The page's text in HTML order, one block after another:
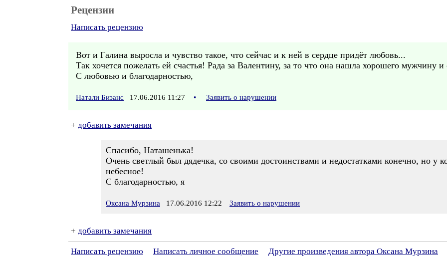
Рецензии
Написать рецензию
Вот и Галина выросла и чувство такое, что сейчас и к ней в сердце придёт любовь...
Так хочется пожелать ей счастья! Рада за Валентину, за то что она нашла хорошего мужчину
С любовью и благодарностью,
Натали Бизанс 17.06.2016 11:27 • Заявить о нарушении
+ добавить замечания
Спасибо, Наташенька!
Очень светлый был дядечка, со своими достоинствами и недостатками конечно, но у
небесное!
С благодарностью, я
Оксана Мурзина 17.06.2016 12:22 Заявить о нарушении
+ добавить замечания
Написать рецензию Написать личное сообщение Другие произведения автора Оксана Мурзина